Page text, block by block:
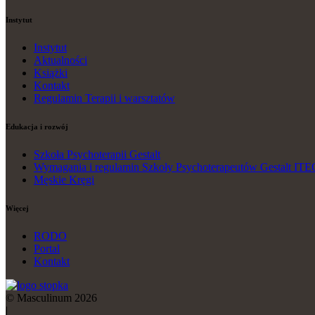
Instytut
Instytut
Aktualności
Książki
Kontakt
Regulamin Terapii i warsztatów
Edukacja i rozwój
Szkoła Psychoterapii Gestalt
Wymagania i regulamin Szkoły Psychoterapeutów Gestalt
Męskie Kręgi
Więcej
RODO
Portal
Kontakt
© Masculinum 2026
|